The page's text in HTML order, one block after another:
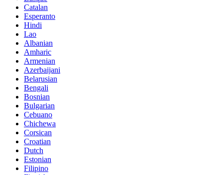
Catalan
Esperanto
Hindi
Lao
Albanian
Amharic
Armenian
Azerbaijani
Belarusian
Bengali
Bosnian
Bulgarian
Cebuano
Chichewa
Corsican
Croatian
Dutch
Estonian
Filipino